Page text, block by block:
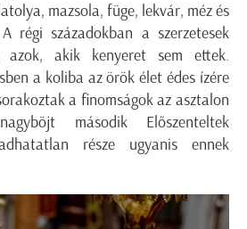
mazsola, füge, lekvár, méz és
régi századokban a szerzetesek
azok, akik kenyeret sem ettek.
a koliba az örök élet édes ízére
a finomságok az asztalon
második Előszenteltek
része ugyanis ennek